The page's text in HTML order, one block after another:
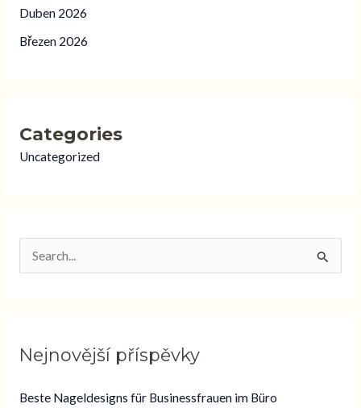
Duben 2026
Březen 2026
Categories
Uncategorized
eNejnovější příspěvky
Beste Nageldesigns für Businessfrauen im Büro